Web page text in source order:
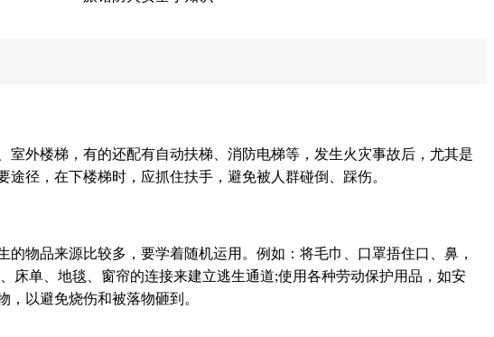
室外楼梯，有的还配有自动扶梯、消防电梯等，发生火灾事故后，尤其是
径，在下楼梯时，应抓住扶手，避免被人群碰倒、踩伤。
的物品来源比较多，要学着随机运用。例如：将毛巾、口罩捂住口、鼻，
床单、地毯、窗帘的连接来建立逃生通道;使用各种劳动保护用品，如安
以避免烧伤和被落物砸到。